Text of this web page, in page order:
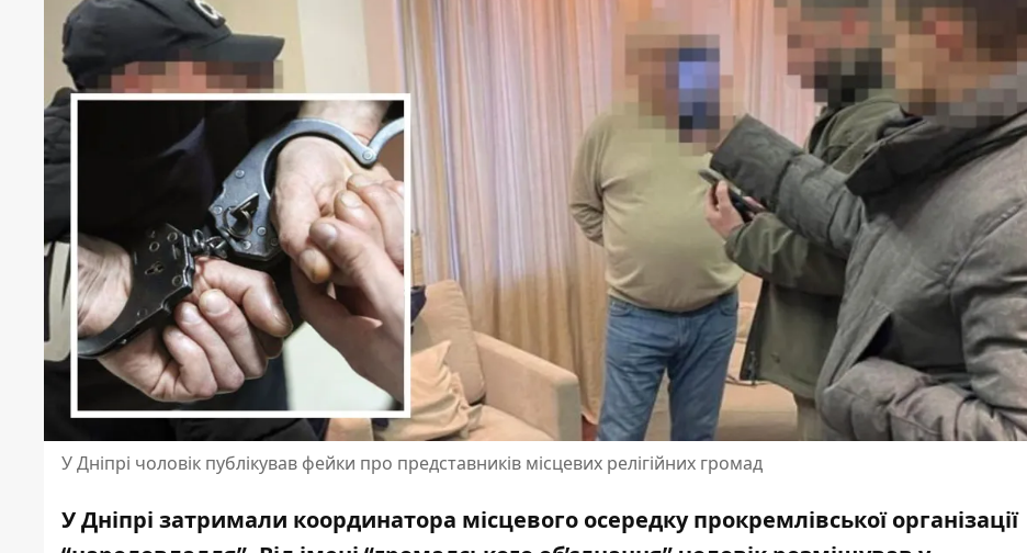
У Дніпрі чоловік публікував фейки про представників місцевих релігійних громад
У Дніпрі затримали координатора місцевого осередку прокремлівської організації